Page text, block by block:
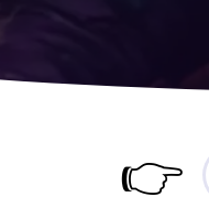
👉